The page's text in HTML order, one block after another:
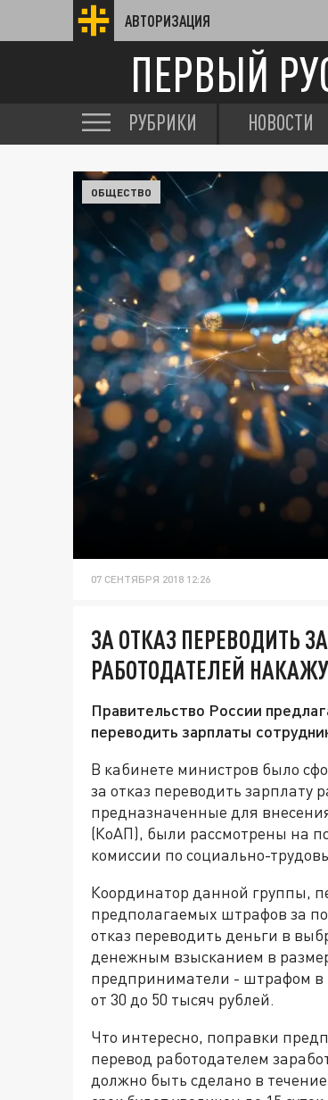
АВТОРИЗАЦИЯ
ПЕРВЫЙ
РУБРИКИ НОВОСТИ
ОБЩЕСТВО
07 СЕНТЯБРЯ 2018 12:26
ЗА ОТКАЗ ПЕРЕВОДИТЬ
РАБОТОДАТЕЛЕЙ
Правительство России
переводить зарплаты
В кабинете министров было
за отказ переводить зарплату
предназначенные для
(КоАП), были рассмотрены на
комиссии по социально-
Координатор данной группы,
предполагаемых штрафов за
отказ переводить деньги в
денежным взысканием в
предприниматели - штрафом в
от 30 до 50 тысяч рублей.
Что интересно, поправки
перевод работодателем
должно быть сделано в